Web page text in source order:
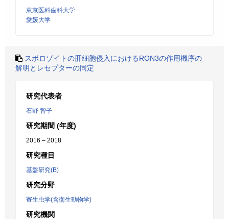
東京医科歯科大学
愛媛大学
スポロゾイトの肝細胞侵入におけるRON3の作用機序の
解明とレセプターの同定
研究代表者
石野 智子
研究期間 (年度)
2016 – 2018
研究種目
基盤研究(B)
研究分野
寄生虫学(含衛生動物学)
研究機関